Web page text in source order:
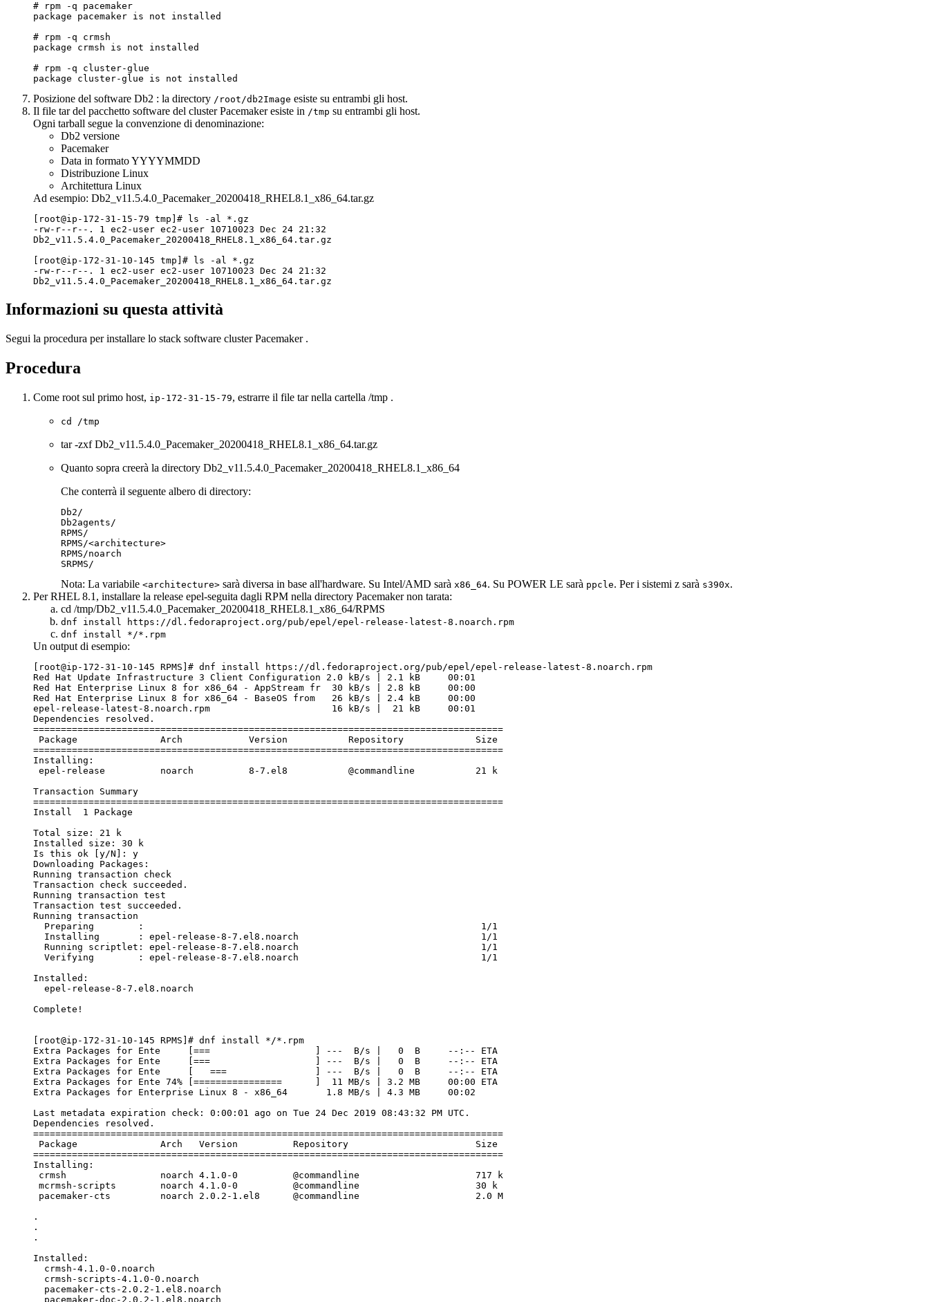
# rpm -q pacemaker
package pacemaker is not installed
# rpm -q crmsh
package crmsh is not installed
# rpm -q cluster-glue
package cluster-glue is not installed
Posizione del software Db2 : la directory /root/db2Image esiste su entrambi gli host.
Il file tar del pacchetto software del clusterPacemakeresiste in /tmp su entrambi gli host.
Ogni tarball segue la convenzione di denominazione:
Db2 versione
Pacemaker
Data in formato YYYYMMDD
Distribuzione Linux
Architettura Linux
Ad esempio: Db2_v11.5.4.0_Pacemaker_20200418_RHEL8.1_x86_64.tar.gz
[root@ip-172-31-15-79 tmp]# ls -al *.gz
-rw-r--r--. 1 ec2-user ec2-user 10710023 Dec 24 21:32
Db2_v11.5.4.0_Pacemaker_20200418_RHEL8.1_x86_64.tar.gz
[root@ip-172-31-10-145 tmp]# ls -al *.gz
-rw-r--r--. 1 ec2-user ec2-user 10710023 Dec 24 21:32
Db2_v11.5.4.0_Pacemaker_20200418_RHEL8.1_x86_64.tar.gz
Informazioni su questa attività
Segui la procedura per installare lo stack software clusterPacemaker.
Procedura
Come root sul primo host, ip-172-31-15-79, estrarre il file tar nella cartella /tmp .
cd /tmp
tar-zxf Db2_v11.5.4.0_Pacemaker_20200418_RHEL8.1_x86_64.tar.gz
Quanto sopra creerà la directory Db2_v11.5.4.0_Pacemaker_20200418_RHEL8.1_x86_64
Che conterrà il seguente albero di directory:
Db2/
Db2agents/
RPMS/
RPMS/<architecture>
RPMS/noarch
SRPMS/
Nota: La variabile <architecture> sarà diversa in base all'hardware. Su Intel/AMD sarà x86_64. Su POWER LE sarà ppcle. Per i sistemi z sarà s390x.
Per RHEL 8.1, installare la release epel-seguita dagli RPM nella directory Pacemakernon tarata:
cd /tmp/Db2_v11.5.4.0_Pacemaker_20200418_RHEL8.1_x86_64/RPMS
dnf install https://dl.fedoraproject.org/pub/epel/epel-release-latest-8.noarch.rpm
dnf install */*.rpm
Un output di esempio:
[root@ip-172-31-10-145 RPMS]# dnf install https://dl.fedoraproject.org/pub/epel/epel-release-latest-8.noarch.rpm
Red Hat Update Infrastructure 3 Client Configuration 2.0 kB/s | 2.1 kB     00:01
Red Hat Enterprise Linux 8 for x86_64 - AppStream fr  30 kB/s | 2.8 kB     00:00
Red Hat Enterprise Linux 8 for x86_64 - BaseOS from   26 kB/s | 2.4 kB     00:00
epel-release-latest-8.noarch.rpm                      16 kB/s |  21 kB     00:01
Dependencies resolved.
=====================================================================================
Package               Arch            Version           Repository             Size
=====================================================================================
Installing:
epel-release          noarch          8-7.el8           @commandline           21 k
Transaction Summary
=====================================================================================
Install  1 Package
Total size: 21 k
Installed size: 30 k
Is this ok [y/N]: y
Downloading Packages:
Running transaction check
Transaction check succeeded.
Running transaction test
Transaction test succeeded.
Running transaction
  Preparing        :                                                             1/1
  Installing       : epel-release-8-7.el8.noarch                                 1/1
  Running scriptlet: epel-release-8-7.el8.noarch                                 1/1
  Verifying        : epel-release-8-7.el8.noarch                                 1/1
Installed:
  epel-release-8-7.el8.noarch
Complete!
[root@ip-172-31-10-145 RPMS]# dnf install */*.rpm
Extra Packages for Ente     [===                   ] ---  B/s |   0  B     --:-- ETA
Extra Packages for Ente     [===                   ] ---  B/s |   0  B     --:-- ETA
Extra Packages for Ente     [   ===                ] ---  B/s |   0  B     --:-- ETA
Extra Packages for Ente 74% [================      ]  11 MB/s | 3.2 MB     00:00 ETA
Extra Packages for Enterprise Linux 8 - x86_64       1.8 MB/s | 4.3 MB     00:02
Last metadata expiration check: 0:00:01 ago on Tue 24 Dec 2019 08:43:32 PM UTC.
Dependencies resolved.
=====================================================================================
Package               Arch   Version          Repository                       Size
=====================================================================================
Installing:
crmsh                 noarch 4.1.0-0          @commandline                     717 k
mcrmsh-scripts        noarch 4.1.0-0          @commandline                     30 k
pacemaker-cts         noarch 2.0.2-1.el8      @commandline                     2.0 M
.
.
.
Installed:
  crmsh-4.1.0-0.noarch
  crmsh-scripts-4.1.0-0.noarch
  pacemaker-cts-2.0.2-1.el8.noarch
  pacemaker-doc-2.0.2-1.el8.noarch